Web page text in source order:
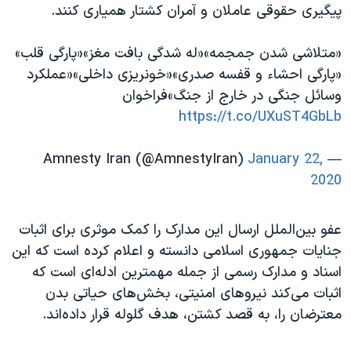
پیگیری حقوقی عاملان و آمران کشتار همیاری کنند.
«متلاشی شدن جمجمه»«له شدگی بافت مغز»«پارگی قلب»
«پارگی احشاء و قفسه صدری»«خونریزی داخلی»«عملکرد
وسائل جنگی در خارج از جنگ»فراخوان
https://t.co/UXuST4GbLb
— Amnesty Iran (@AmnestyIran)
January 22,
2020
عفو بین‌الملل ارسال این مدارک را کمک موثری برای اثبات
جنایات جمهوری اسلامی دانسته و اعلام کرده است که این
اسناد و مدارک رسمی از جمله مهمترین ادله‌ای است که
اثبات می‌کند نیروهای امنیتی، بخش‌های حیاتی بدن
معترضان را، به قصد کشتن، هدف گلوله قرار داده‌اند.